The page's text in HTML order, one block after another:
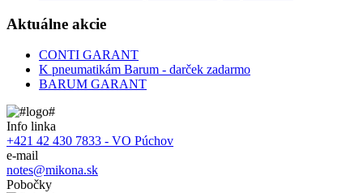
Aktuálne akcie
CONTI GARANT
K pneumatikám Barum - darček zadarmo
BARUM GARANT
Info linka
+421 42 430 7833 - VO Púchov
e-mail
notes@mikona.sk
Pobočky